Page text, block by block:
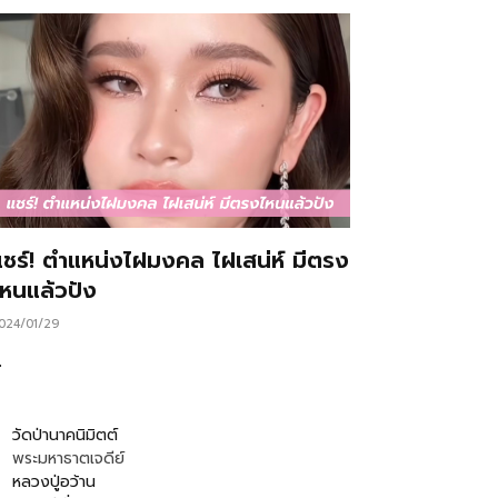
ร์! ตำแหน่งไฝมงคล ไฝเสน่ห์ มีตรง
นแล้วปัง
01/29
วัดป่านาคนิมิตต์
พระมหาธาตเจดีย์
หลวงปู่อว้าน